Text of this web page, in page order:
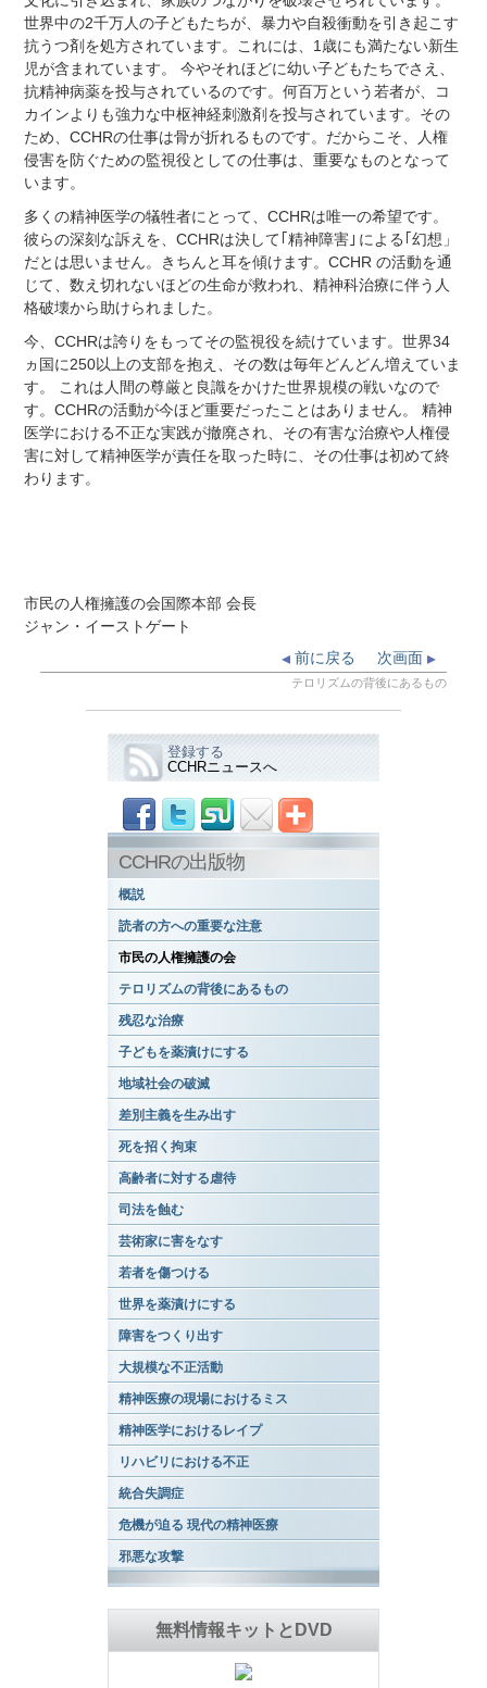
世界中の2千万人の子どもたちが、暴力や自殺衝動を引き起こす
抗うつ剤を処方されています。これには、1歳にも満たない新生
児が含まれています。 今やそれほどに幼い子どもたちでさえ、
抗精神病薬を投与されているのです。何百万という若者が、コ
カインよりも強力な中枢神経刺激剤を投与されています。その
ため、CCHRの仕事は骨が折れるものです。だからこそ、人権
侵害を防ぐための監視役としての仕事は、重要なものとなって
います。
多くの精神医学の犠牲者にとって、CCHRは唯一の希望です。
彼らの深刻な訴えを、CCHRは決して｢精神障害｣ による｢幻想」
だとは思いません。きちんと耳を傾けます。CCHR の活動を通
じて、数え切れないほどの生命が救われ、精神科治療に伴う人
格破壊から助けられました。
今、CCHRは誇りをもってその監視役を続けています。世界34
ヵ国に250以上の支部を抱え、その数は毎年どんどん増えていま
す。 これは人間の尊厳と良識をかけた世界規模の戦いなので
す。CCHRの活動が今ほど重要だったことはありません。 精神
医学における不正な実践が撤廃され、その有害な治療や人権侵
害に対して精神医学が責任を取った時に、その仕事は初めて終
わります。
市民の人権擁護の会国際本部 会長
ジャン・イーストゲート
次画面
前に戻る
テロリズムの背後にあるもの
登録する
CCHRニュースへ
CCHRの出版物
概説
読者の方への重要な注意
市民の人権擁護の会
テロリズムの背後にあるもの
残忍な治療
子どもを薬漬けにする
地域社会の破滅
差別主義を生み出す
死を招く拘束
高齢者に対する虐待
司法を蝕む
芸術家に害をなす
若者を傷つける
世界を薬漬けにする
障害をつくり出す
大規模な不正活動
精神医療の現場におけるミス
精神医学におけるレイプ
リハビリにおける不正
統合失調症
危機が迫る 現代の精神医療
邪悪な攻撃
無料情報キットとDVD